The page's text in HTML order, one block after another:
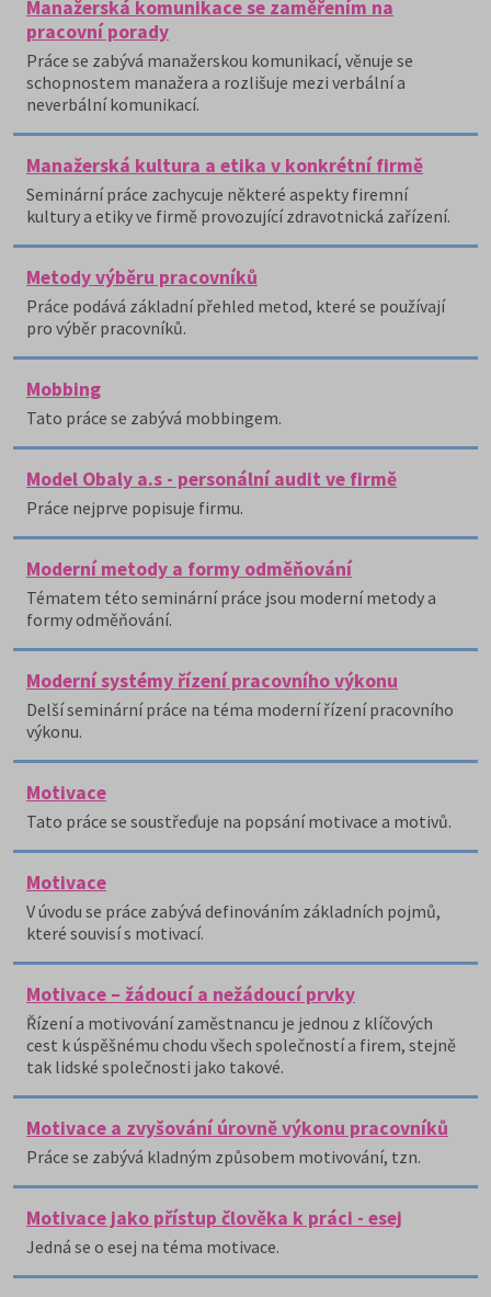
Manažerská komunikace se zaměřením na
pracovní porady
Práce se zabývá manažerskou komunikací, věnuje se
schopnostem manažera a rozlišuje mezi verbální a
neverbální komunikací.
Manažerská kultura a etika v konkrétní firmě
Seminární práce zachycuje některé aspekty firemní
kultury a etiky ve firmě provozující zdravotnická zařízení.
Metody výběru pracovníků
Práce podává základní přehled metod, které se používají
pro výběr pracovníků.
Mobbing
Tato práce se zabývá mobbingem.
Model Obaly a.s - personální audit ve firmě
Práce nejprve popisuje firmu.
Moderní metody a formy odměňování
Tématem této seminární práce jsou moderní metody a
formy odměňování.
Moderní systémy řízení pracovního výkonu
Delší seminární práce na téma moderní řízení pracovního
výkonu.
Motivace
Tato práce se soustřeďuje na popsání motivace a motivů.
Motivace
V úvodu se práce zabývá definováním základních pojmů,
které souvisí s motivací.
Motivace – žádoucí a nežádoucí prvky
Řízení a motivování zaměstnancu je jednou z klíčových
cest k úspěšnému chodu všech společností a firem, stejně
tak lidské společnosti jako takové.
Motivace a zvyšování úrovně výkonu pracovníků
Práce se zabývá kladným způsobem motivování, tzn.
Motivace jako přístup člověka k práci - esej
Jedná se o esej na téma motivace.